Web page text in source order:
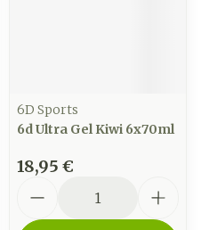
6D Sports
6d Ultra Gel Kiwi 6x70ml
18,95 €